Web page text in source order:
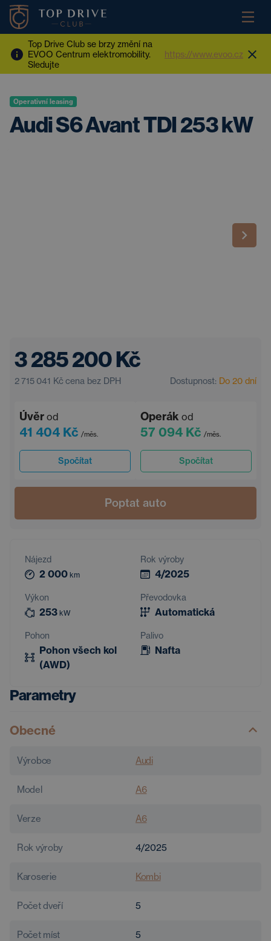
Top Drive Club se brzy změní na
EVOO Centrum elektromobility.
Sledujte
https://www.evoo.cz
Operativní leasing
Audi S6 Avant TDI 253 kW
3 285 200 Kč
2 715 041 Kč cena bez DPH Dostupnost: Do 20 dní
Úvěr od
41 404 Kč /měs.
Spočítat
Operák od
57 094 Kč /měs.
Spočítat
Poptat auto
Nájezd
2 000 km
Rok výroby
4/2025
Výkon
253 kW
Převodovka
Automatická
Pohon
Pohon všech kol
(AWD)
Palivo
Nafta
Parametry
Obecné
Výrobce Audi
Model A6
Verze A6
Rok výroby 4/2025
Karoserie Kombi
Počet dveří 5
Počet míst 5